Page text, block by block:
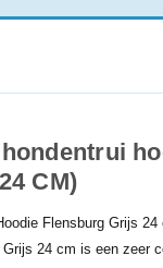
CM)
Flensburg Grijs
24 cm is een zeer